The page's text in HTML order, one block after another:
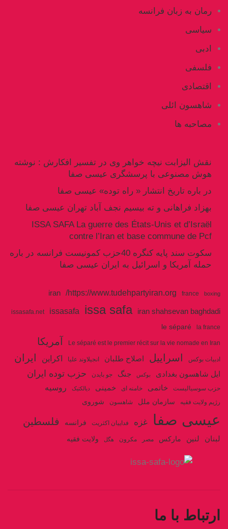
رمان به زبان فرانسه
سیاسی
ادبی
فلسفی
اقتصادی
شاهسون ائلی
مصاحبه ها
نقش الیزابت نیچه خواهر وی در تفسیر افکارش : نوشته
هوش مصنوعی با پرسشگری عیسی صفا
در باره تاریخ انتشار « راه توده» عیسی صفا
بهزاد فراهانی و ته بیسیم نجف آباد تهران عیسی صفا
ISSA SAFA La guerre des États-Unis et d’Israël
contre l’Iran et base commune de Pcf
سکوت سند پایه کنگره 40حزب کمونیست فرانسه در باره
حمله آمریکا و اسرائیل به ایران عیسی صفا
boxing
france
https://www.tudehpartyiran.org/
iran
iran shahsevan baghdadi
issa safa
issasafa
issasafa.net
la france
le séparé
Le séparé est le premier récit sur la vie nomade en Iran آمریکا
ادبیات بوکس اسراییل اصلاح طلبان انجیلاوند علیا اکراین ایران
ایل شاهسون بغدادی بوکس جنگ جو بایدن حزب توده ایران
حزب سوسیالیست خاتمی خامنه ای خمینی دیالکتیک روسیه
رژیم ولایت فقیه سازمان ملل شاهسون شوروی
عیسی صفا غزه فداییان اکثریت فرانسه فلسطین
لبنان لنین مارکس مصر مکرون هگل ولایت فقیه
ارتباط با ما